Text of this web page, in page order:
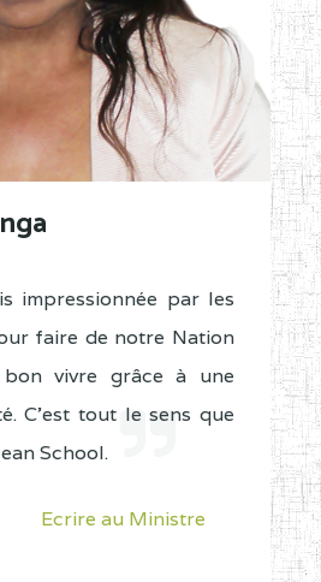
impressionnée par les
faire de notre Nation
vivre grâce à une
C'est tout le sens que
School.
Ecrire au Ministre